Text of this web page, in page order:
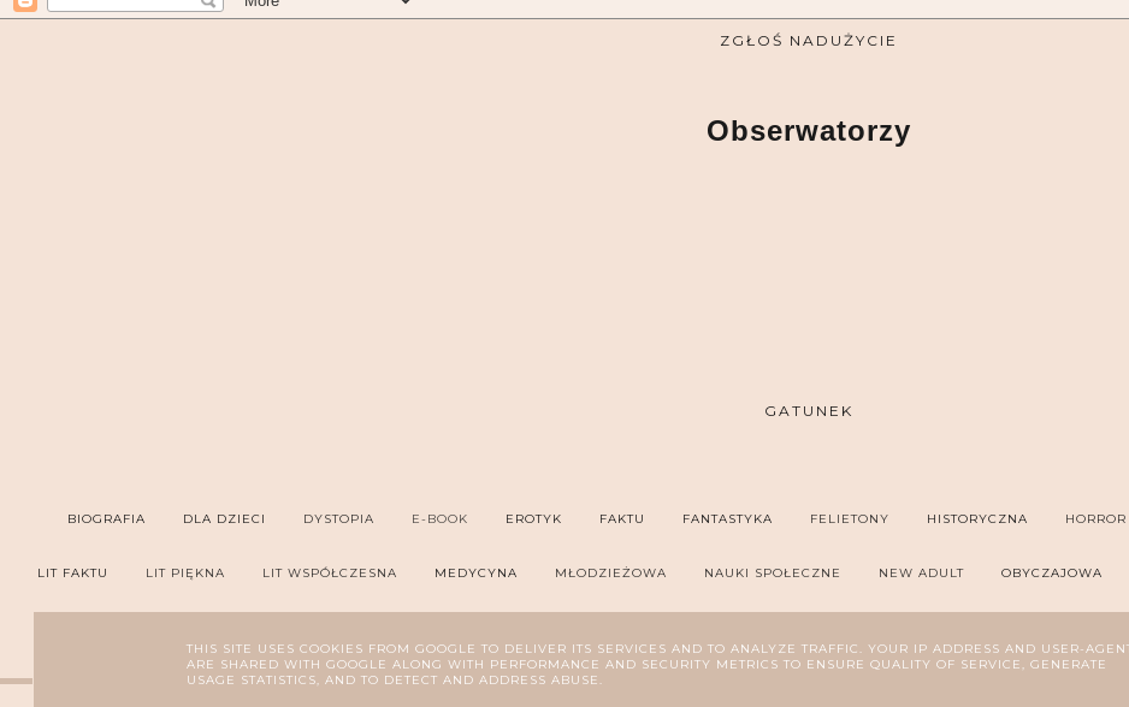
ZGŁOŚ NADUŻYCIE
Obserwatorzy
GATUNEK
BIOGRAFIA DLA DZIECI DYSTOPIA E-BOOK EROTYK FAKTU FANTASTYKA FELIETONY HISTORYCZNA HORROR
LIT FAKTU LIT PIĘKNA LIT WSPÓŁCZESNA MEDYCYNA MŁODZIEŻOWA NAUKI SPOŁECZNE NEW ADULT OBYCZAJOWA
THIS SITE USES COOKIES FROM GOOGLE TO DELIVER ITS SERVICES AND TO ANALYZE TRAFFIC. YOUR IP ADDRESS AND USER-
ARE SHARED WITH GOOGLE ALONG WITH PERFORMANCE AND SECURITY METRICS TO ENSURE QUALITY OF SERVICE, GENERATE
USAGE STATISTICS, AND TO DETECT AND ADDRESS ABUSE.